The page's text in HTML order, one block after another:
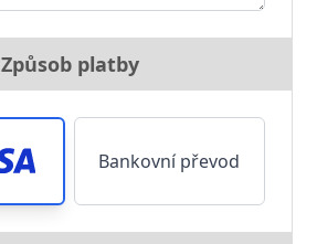
Způsob platby
Bankovní převod